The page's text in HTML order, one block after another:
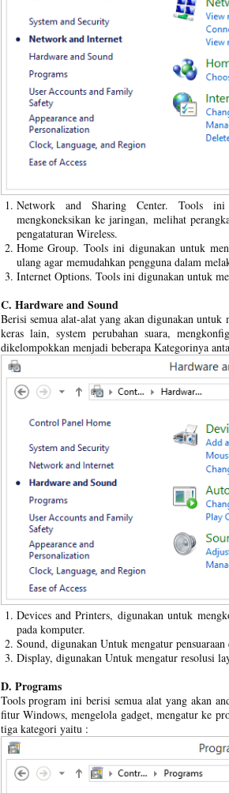
Network and Sharing Center. Tools
mengkoneksikan ke jaringan, melihat
pengataturan Wireless.
Home Group. Tools ini digunakan untuk
ulang agar memudahkan pengguna dalam
Internet Options. Tools ini digunakan untuk
C. Hardware and Sound
Berisi semua alat-alat yang akan digunakan untuk
keras lain, system perubahan suara,
dikelompokkan menjadi beberapa Kategorinya
Devices and Printers, digunakan untuk
pada komputer.
Sound, digunakan Untuk mengatur
Display, digunakan Untuk mengatur resolusi
D. Programs
Tools program ini berisi semua alat yang akan
fitur Windows, mengelola gadget, mengatur ke
tiga kategori yaitu :